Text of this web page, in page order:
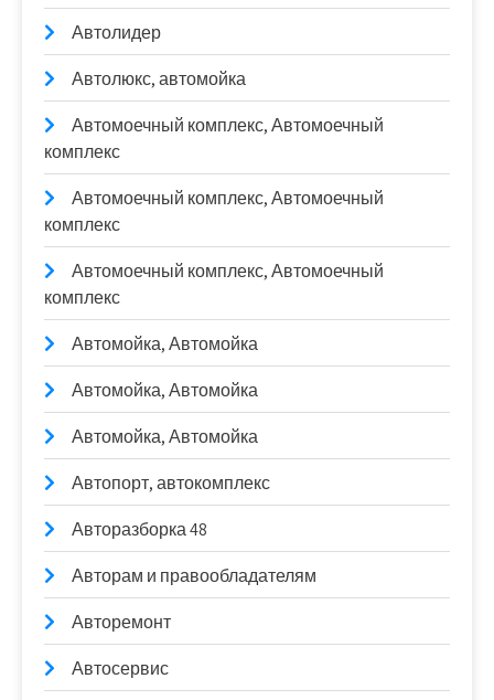
Автолидер
Автолюкс, автомойка
Автомоечный комплекс, Автомоечный
комплекс
Автомоечный комплекс, Автомоечный
комплекс
Автомоечный комплекс, Автомоечный
комплекс
Автомойка, Автомойка
Автомойка, Автомойка
Автомойка, Автомойка
Автопорт, автокомплекс
Авторазборка 48
Авторам и правообладателям
Авторемонт
Автосервис